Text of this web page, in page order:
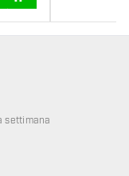
disponibile
settimana
clienti non disponibile